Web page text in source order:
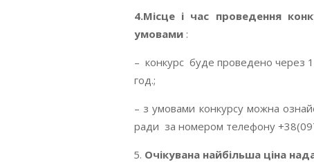
4.Місце і час проведення
умовами :
– конкурс буде проведено через
год.;
– з умовами конкурсу можна
ради за номером телефону
Очікувана найбільша ціна